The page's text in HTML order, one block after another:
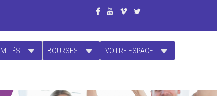
BOURSES VOTRE ESPACE